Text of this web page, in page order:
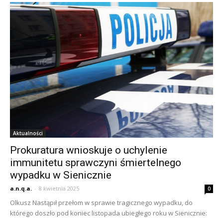
Aktualności
Prokuratura wnioskuje o uchylenie
immunitetu sprawczyni śmiertelnego
wypadku w Sienicznie
a.n.q.a. - 8 kwietnia 2025 0
Olkusz Nastąpił przełom w sprawie tragicznego wypadku, do
którego doszło pod koniec listopada ubiegłego roku w Sienicznie: